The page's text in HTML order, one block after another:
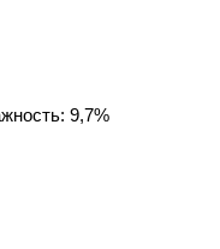
9,7%